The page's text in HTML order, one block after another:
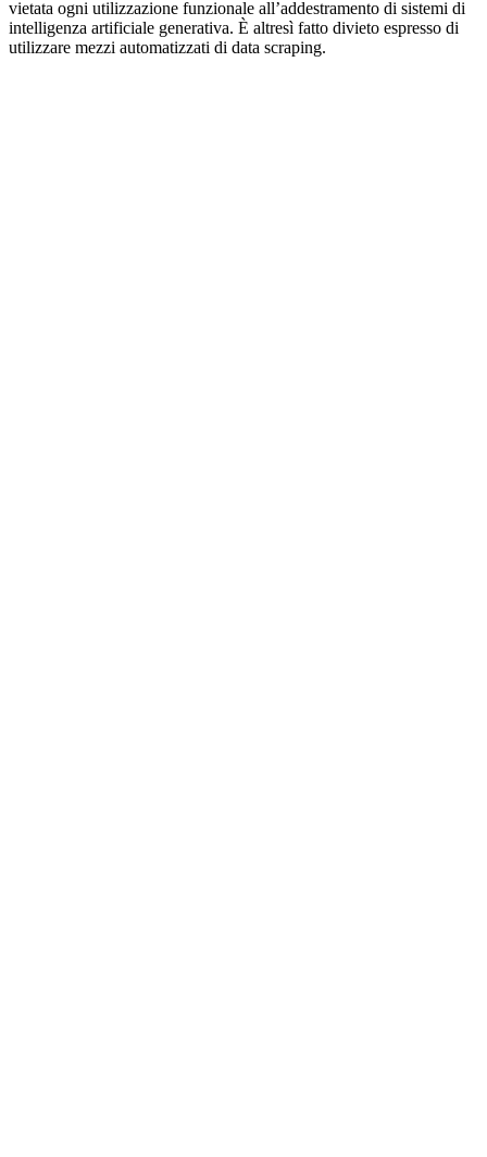
vietata ogni utilizzazione funzionale all’addestramento di sistemi di
intelligenza artificiale generativa. È altresì fatto divieto espresso di
utilizzare mezzi automatizzati di data scraping.